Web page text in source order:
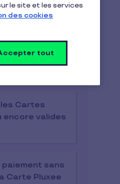
et des
Carte
?
Cartes
encore valides
paiement sans
Carte Pluxee
le site et les services
des cookies
tout